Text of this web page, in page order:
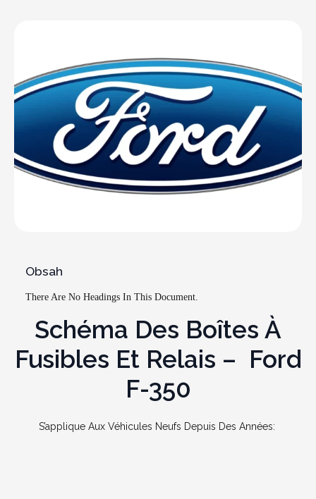
Obsah
There Are No Headings In This Document.
Schéma Des Boîtes À
Fusibles Et Relais – Ford
F-350
S’applique Aux Véhicules Neufs Depuis Des Années: